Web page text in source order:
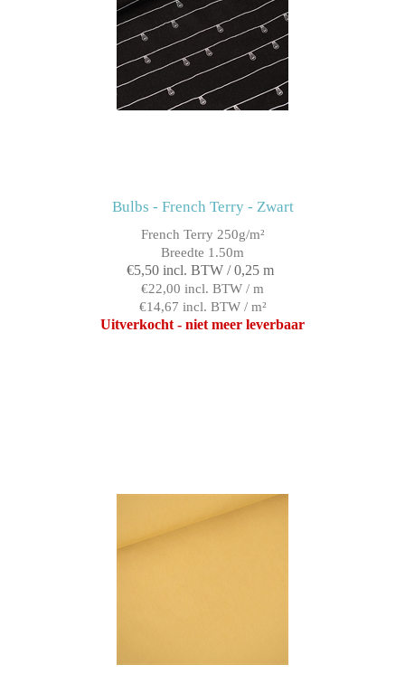
Bulbs - French Terry - Zwart
French Terry 250g/m²
Breedte 1.50m
€5,50 incl. BTW / 0,25 m
€22,00 incl. BTW / m
€14,67 incl. BTW / m²
Uitverkocht - niet meer leverbaar